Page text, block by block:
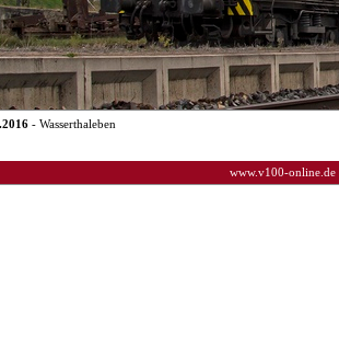
- Wasserthaleben
www.v100-online.de